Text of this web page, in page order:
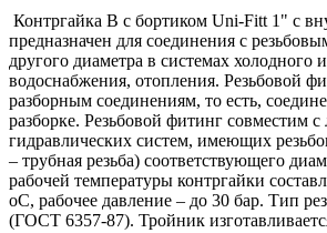
Контргайка B с бортиком Uni-Fitt 1" с
предназначен для соединения с
другого диаметра в системах холодного
водоснабжения, отопления. Резьбовой
разборным соединениям, то есть,
разборке. Резьбовой фитинг совместим
гидравлических систем, имеющих
– трубная резьба) соответствующего
рабочей температуры контргайки
оС, рабочее давление – до 30 бар. Тип
(ГОСТ 6357-87). Тройник